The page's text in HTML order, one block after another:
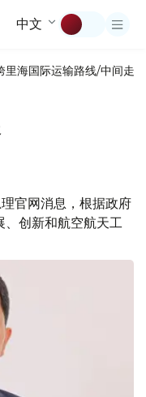
中文
里海国际运输路线/中间走廊
官网消息，根据政府
、创新和航空航天工